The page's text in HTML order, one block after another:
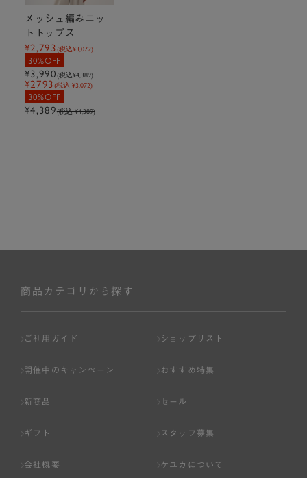
メッシュ編みニッ
トトップス
¥2,793(税込¥3,072)
30%OFF
¥3,990(税込¥4,389)
¥2793(税込 ¥3,072)
30%OFF
¥4,389(税込 ¥4,389)
商品カテゴリから探す
ご利用ガイド ショップリスト
開催中のキャンペーン おすすめ特集
新商品 セール
ギフト スタッフ募集
会社概要 ケユカについて